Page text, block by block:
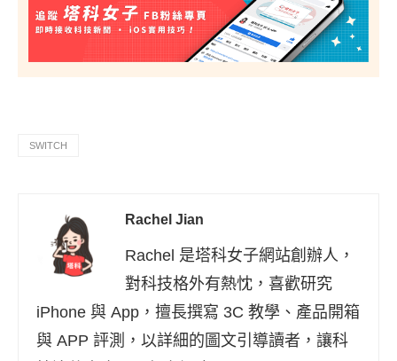
SWITCH
Rachel Jian
Rachel 是塔科女子網站創辦人，
對科技格外有熱忱，喜歡研究
iPhone 與 App，擅長撰寫 3C 教學、產品開箱
與 APP 評測，以詳細的圖文引導讀者，讓科